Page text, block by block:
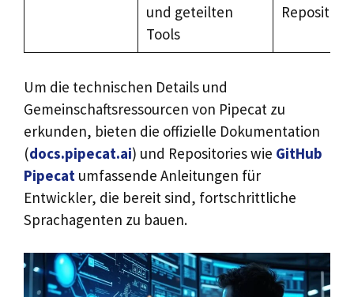
und geteilten
Tools
Um die technischen Details und
Gemeinschaftsressourcen von Pipecat zu
erkunden, bieten die offizielle Dokumentation
(docs.pipecat.ai) und Repositories wie GitHub
Pipecat umfassende Anleitungen für
Entwickler, die bereit sind, fortschrittliche
Sprachagenten zu bauen.